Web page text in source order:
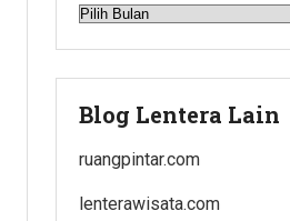
Arsip
Blog Lentera Lain
ruangpintar.com
lenterawisata.com